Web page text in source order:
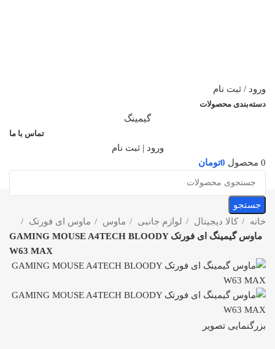
ورود / ثبت نام
دسته‌بندی محصولات
گیمینگ
تماس با ما
ورود | ثبت نام
0 محصول 0تومان
جستجو
خانه
کالا دیجیتال لوازم جانبی ماوس
ماوس ای فورتک
ماوس گیمینگ ای فورتک GAMING MOUSE A4TECH BLOODY
W63 MAX
بزرگنمایی تصویر